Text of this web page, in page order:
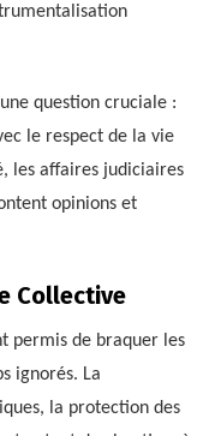
question cruciale :
le respect de la vie
les affaires judiciaires
opinions et
Collective
permis de braquer les
ignorés. La
la protection des